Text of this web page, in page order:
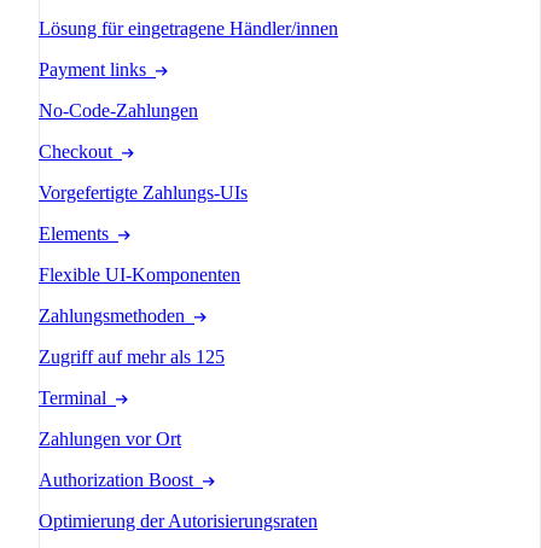
Lösung für eingetragene Händler/innen
Payment links
No-Code-Zahlungen
Checkout
Vorgefertigte Zahlungs-UIs
Elements
Flexible UI-Komponenten
Zahlungsmethoden
Zugriff auf mehr als 125
Terminal
Zahlungen vor Ort
Authorization Boost
Optimierung der Autorisierungsraten